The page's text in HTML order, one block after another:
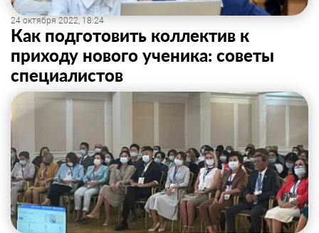
24 октября 2022, 18:24
Как подготовить коллектив к
приходу нового ученика: советы
специалистов